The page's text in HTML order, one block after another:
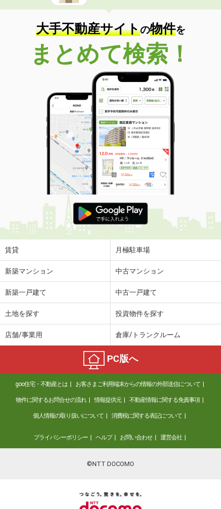
大手不動産サイトの物件を
まとめて検索！
賃貸 月極駐車場
新築マンション 中古マンション
新築一戸建て 中古一戸建て
土地を探す 投資物件を探す
店舗/事業用 倉庫/トランクルーム
PC版へ
goo住宅・不動産とは お客さまご利用端末からの情報の外部送信について
物件に関するお問合せの流れ 情報提供元 不動産情報に関する免責事項
個人情報の取り扱いについて 消費税に関する表記について
プライバシーポリシー ヘルプ お問い合わせ 運営会社
©NTT DOCOMO